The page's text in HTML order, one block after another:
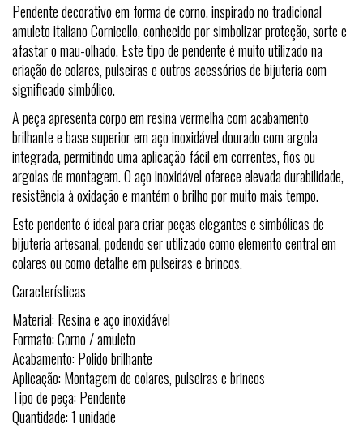
Pendente decorativo em forma de corno, inspirado no tradicional
amuleto italiano Cornicello, conhecido por simbolizar proteção, sorte e
afastar o mau-olhado. Este tipo de pendente é muito utilizado na
criação de colares, pulseiras e outros acessórios de bijuteria com
significado simbólico.
A peça apresenta corpo em resina vermelha com acabamento
brilhante e base superior em aço inoxidável dourado com argola
integrada, permitindo uma aplicação fácil em correntes, fios ou
argolas de montagem. O aço inoxidável oferece elevada durabilidade,
resistência à oxidação e mantém o brilho por muito mais tempo.
Este pendente é ideal para criar peças elegantes e simbólicas de
bijuteria artesanal, podendo ser utilizado como elemento central em
colares ou como detalhe em pulseiras e brincos.
Características
Material: Resina e aço inoxidável
Formato: Corno / amuleto
Acabamento: Polido brilhante
Aplicação: Montagem de colares, pulseiras e brincos
Tipo de peça: Pendente
Quantidade: 1 unidade